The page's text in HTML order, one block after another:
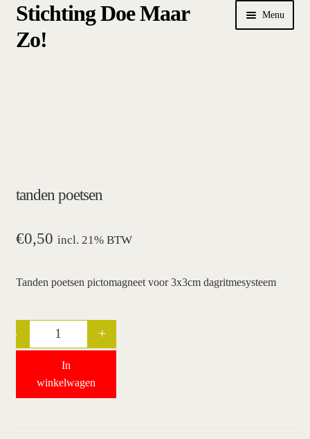
Ga
naar
Ga
de
Stichting Doe Maar
Zo!
Menu
bestellen
hoe werkt een plansysteem
wie wij zijn / contact
winkel
tanden poetsen
€0,50 incl. 21% BTW
Tanden poetsen pictomagneet voor 3x3cm dagritmesysteem
Quantity
- +
In
winkelwagen